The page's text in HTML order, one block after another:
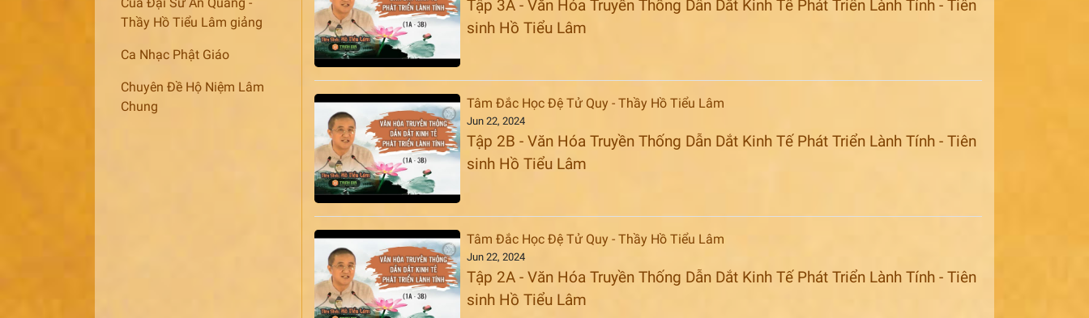
Thầy Hồ Tiểu Lâm giảng
Ca Nhạc Phật Giáo
Chuyên Đề Hộ Niệm Lâm
Chung
Tập 3A - Văn Hóa Truyền Thống Dẫn Dắt Kinh Tế Phát Triển Lành Tính - Tiên
sinh Hồ Tiểu Lâm
Tâm Đắc Học Đệ Tử Quy - Thầy Hồ Tiểu Lâm
Jun 22, 2024
Tập 2B - Văn Hóa Truyền Thống Dẫn Dắt Kinh Tế Phát Triển Lành Tính - Tiên
sinh Hồ Tiểu Lâm
Tâm Đắc Học Đệ Tử Quy - Thầy Hồ Tiểu Lâm
Jun 22, 2024
Tập 2A - Văn Hóa Truyền Thống Dẫn Dắt Kinh Tế Phát Triển Lành Tính - Tiên
sinh Hồ Tiểu Lâm